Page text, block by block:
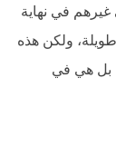
غيرهم في نهاية
ولكن هذه
بل هي في